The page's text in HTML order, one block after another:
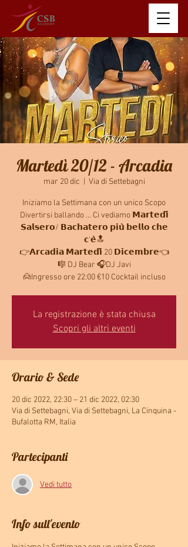
Martedì 20/12 - Arcadia
mar 20 dic Via di Settebagni
Iniziamo la Settimana con un unico Scopo
Divertirsi ballando ... Ci vediamo 𝗠𝗮𝗿𝘁𝗲𝗱𝗶̀
𝗦𝗮𝗹𝘀𝗲𝗿𝗼/ 𝗕𝗮𝗰𝗵𝗮𝘁𝗲𝗿𝗼 𝗽𝗶𝘂̀ 𝗯𝗲𝗹𝗹𝗼 𝗰𝗵𝗲
𝗰'𝗲̀🔝
👉𝗔𝗿𝗰𝗮𝗱𝗶𝗮 𝗠𝗮𝗿𝘁𝗲𝗱𝗶̀ 20 𝗗𝗶𝗰𝗲𝗺𝗯𝗿𝗲👈
🎼 DJ Bear 🎧DJ Javi
🙍Ingresso ore 22:00 €10 Cocktail incluso
La registrazione è stata chiusa
Scopri gli altri eventi
Orario & Sede
20 dic 2022, 22:30 – 21 dic 2022, 02:30
Via di Settebagni, Via di Settebagni, La Cinquina -
Bufalotta RM, Italia
Partecipanti
Vedi tutto
Info sull'evento